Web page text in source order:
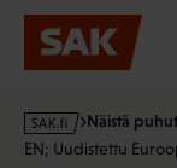
Hyppää
sisältöön
s
a
Näistä
EN; Uudistettu